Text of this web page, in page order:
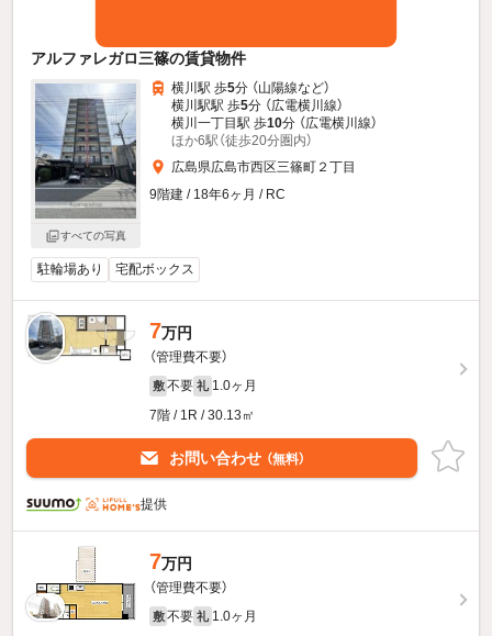
アルファレガロ三篠の賃貸物件
すべての写真
横川駅 歩5分 （山陽線など）
横川駅駅 歩5分 （広電横川線）
横川一丁目駅 歩10分 （広電横川線）
ほか6駅（徒歩20分圏内）
広島県広島市西区三篠町２丁目
9階建 / 18年6ヶ月 / RC
駐輪場あり 宅配ボックス
7万円
（管理費不要）
敷 不要 礼 1.0ヶ月
7階 / 1R / 30.13㎡
お問い合わせ （無料）
提供
7万円
（管理費不要）
敷 不要 礼 1.0ヶ月